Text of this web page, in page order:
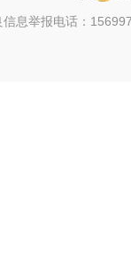
信息举报电话：